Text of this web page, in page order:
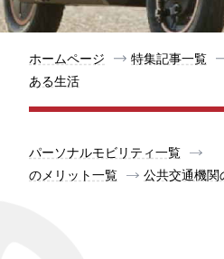
ホームページ 特集記事一覧
ある生活
パーソナルモビリティ一覧
のメリット一覧
公共交通機関